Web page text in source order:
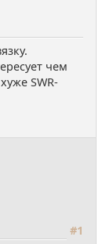
чем
SWR-
#1